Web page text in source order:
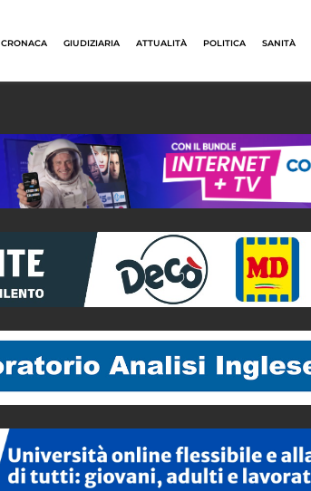
CRONACA GIUDIZIARIA ATTUALITÀ POLITICA SANITÀ